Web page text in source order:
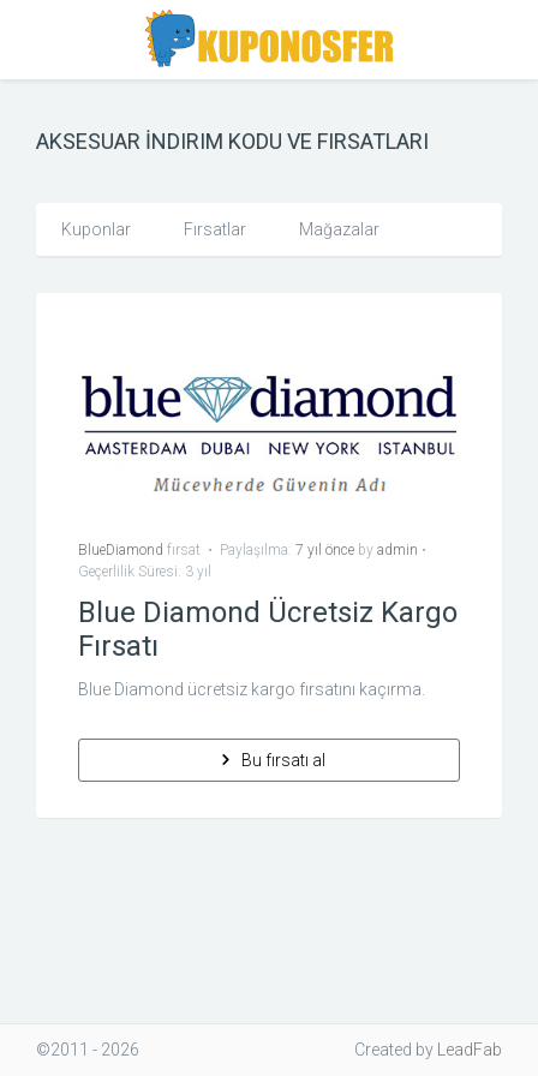
navigation
AKSESUAR İNDIRIM KODU VE FIRSATLARI
Kuponlar Fırsatlar Mağazalar
BlueDiamond fırsat • Paylaşılma: 7 yıl önce by admin •
Geçerlilik Süresi: 3 yıl
Blue Diamond Ücretsiz Kargo
Fırsatı
Blue Diamond ücretsiz kargo fırsatını kaçırma.
Bu fırsatı al
©2011 - 2026 Created by LeadFab